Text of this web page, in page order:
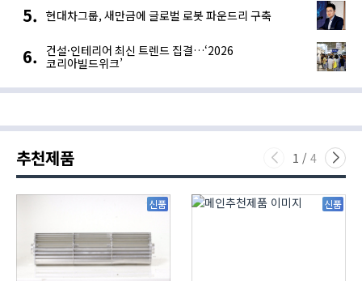
현대차그룹, 새만금에 글로벌 로봇 파운드리 구축
건설·인테리어 최신 트렌드 집결…‘2026
코리아빌드위크’
추천제품 1 / 4
신품 신품